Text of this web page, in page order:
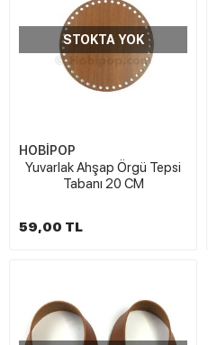
STOKTA YOK
HOBİPOP
Yuvarlak Ahşap Örgü Tepsi
Tabanı 20 CM
59,00 TL